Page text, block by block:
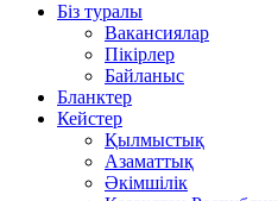
Біз туралы
Вакансиялар
Пікірлер
Байланыс
Бланктер
Кейстер
Қылмыстық
Азаматтық
Әкімшілік